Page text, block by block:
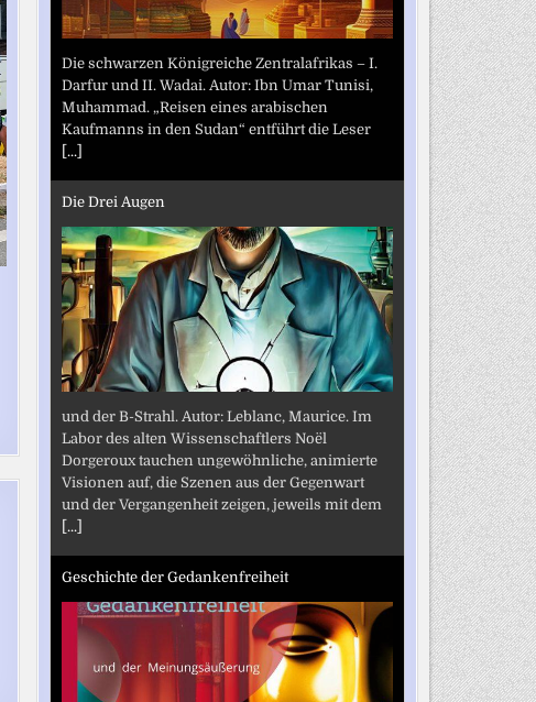
Die schwarzen Königreiche Zentralafrikas – I.
Darfur und II. Wadai. Autor: Ibn Umar Tunisi,
Muhammad. „Reisen eines arabischen
Kaufmanns in den Sudan“ entführt die Leser
[...]
Die Drei Augen
und der B-Strahl. Autor: Leblanc, Maurice. Im
Labor des alten Wissenschaftlers Noël
Dorgeroux tauchen ungewöhnliche, animierte
Visionen auf, die Szenen aus der Gegenwart
und der Vergangenheit zeigen, jeweils mit dem
[...]
Geschichte der Gedankenfreiheit